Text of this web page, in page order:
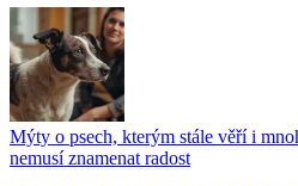
Mýty o psech, kterým stále věří i
nemusí znamenat radost